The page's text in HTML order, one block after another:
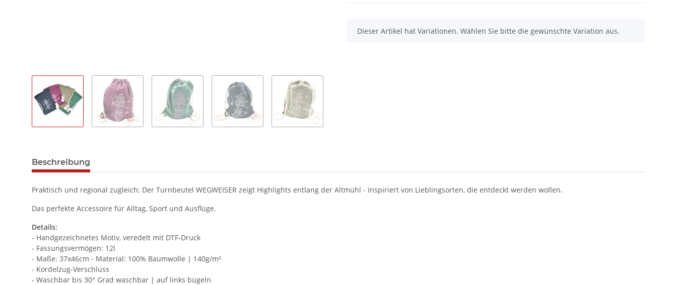
x
Dieser Artikel hat Variationen. Wählen Sie bitte die gewünschte Variation aus.
Beschreibung
Praktisch und regional zugleich: Der Turnbeutel WEGWEISER zeigt Highlights entlang der Altmühl - inspiriert von Lieblingsorten, die entdeckt werden wollen.
Das perfekte Accessoire für Alltag, Sport und Ausflüge.
Details:
- Handgezeichnetes Motiv, veredelt mit DTF-Druck
- Fassungsvermögen: 12l
- Maße: 37x46cm - Material: 100% Baumwolle | 140g/m²
- Kordelzug-Verschluss
- Waschbar bis 30° Grad waschbar | auf links bügeln